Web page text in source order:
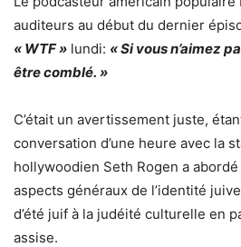
auditeurs au début du dernier
« WTF » lundi: « Si vous n’aimez
être comblé. »
C’était un avertissement juste,
conversation d’une heure avec la
hollywoodien Seth Rogen a
aspects généraux de l’identité
d’été juif à la judéité culturelle en
assise.